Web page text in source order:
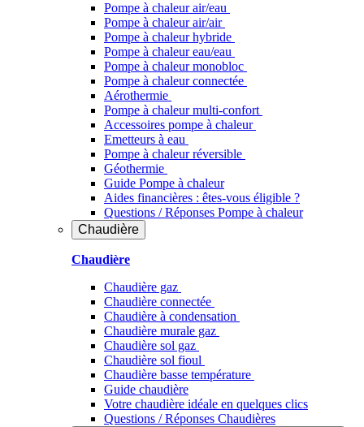
Pompe à chaleur air/eau
Pompe à chaleur air/air
Pompe à chaleur hybride
Pompe à chaleur​ eau/eau
Pompe à chaleur monobloc
Pompe à chaleur connectée
Aérothermie
Pompe à chaleur multi-confort
Accessoires pompe à chaleur
Emetteurs à eau
Pompe à chaleur réversible
Géothermie
Guide Pompe à chaleur
Aides financières : êtes-vous éligible ?
Questions / Réponses Pompe à chaleur
Chaudière
Chaudière
Chaudière gaz
Chaudière connectée
Chaudière à condensation
Chaudière murale gaz
Chaudière sol gaz
Chaudière sol fioul
Chaudière basse température
Guide chaudière
Votre chaudière idéale en quelques clics
Questions / Réponses Chaudières